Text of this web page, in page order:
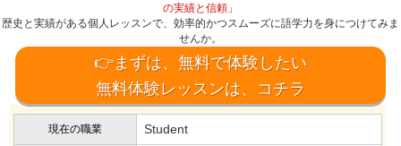
の実績と信頼」
歴史と実績がある個人レッスンで、効率的かつスムーズに語学力を身につけてみま
せんか。
👉まずは、無料で体験したい
無料体験レッスンは、コチラ
現在の職業 Student